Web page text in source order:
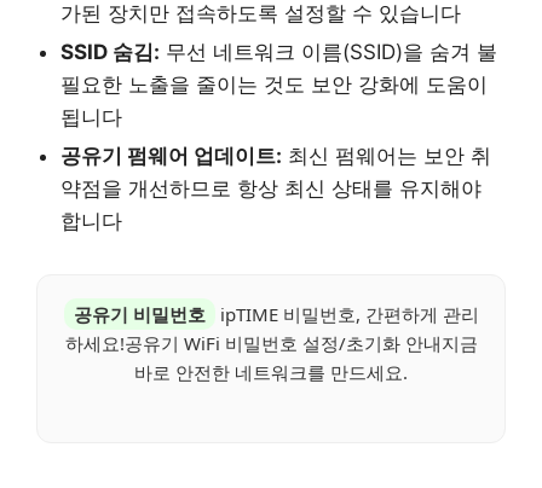
가된 장치만 접속하도록 설정할 수 있습니다
SSID 숨김: 무선 네트워크 이름(SSID)을 숨겨 불
필요한 노출을 줄이는 것도 보안 강화에 도움이
됩니다
공유기 펌웨어 업데이트: 최신 펌웨어는 보안 취
약점을 개선하므로 항상 최신 상태를 유지해야
합니다
공유기 비밀번호
ipTIME 비밀번호, 간편하게 관리
하세요!공유기 WiFi 비밀번호 설정/초기화 안내지금
바로 안전한 네트워크를 만드세요.